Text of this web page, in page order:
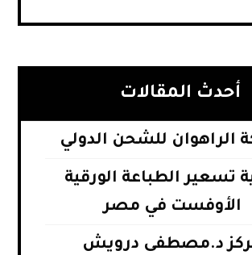
أحدث المقالات
الراهوان للشحن الدولي
تسعير الطباعة الورقية
الأوفست في مصر
د.مصطفى درويش